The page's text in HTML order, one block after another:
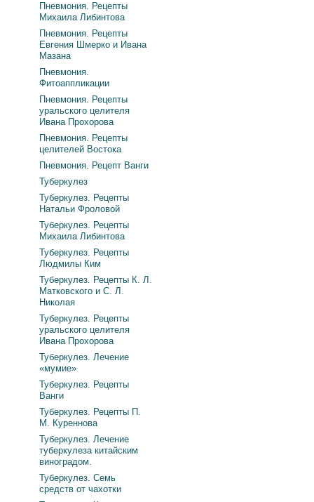
Пневмония. Рецепты
Михаила Либинтова
Пневмония. Рецепты
Евгения Шмерко и Ивана
Мазана
Пневмония.
Фитоаппликации
Пневмония. Рецепты
уральского целителя
Ивана Прохорова
Пневмония. Рецепты
целителей Востока
Пневмония. Рецепт Ванги
Туберкулез
Туберкулез. Рецепты
Натальи Фроловой
Туберкулез. Рецепты
Михаила Либинтова
Туберкулез. Рецепты
Людмилы Ким
Туберкулез. Рецепты К. Л.
Матковского и С. Л.
Николая
Туберкулез. Рецепты
уральского целителя
Ивана Прохорова
Туберкулез. Лечение
«мумие»
Туберкулез. Рецепты
Ванги
Туберкулез. Рецепты П.
М. Куреннова
Туберкулез. Лечение
туберкулеза китайским
виноградом.
Туберкулез. Семь
средств от чахотки